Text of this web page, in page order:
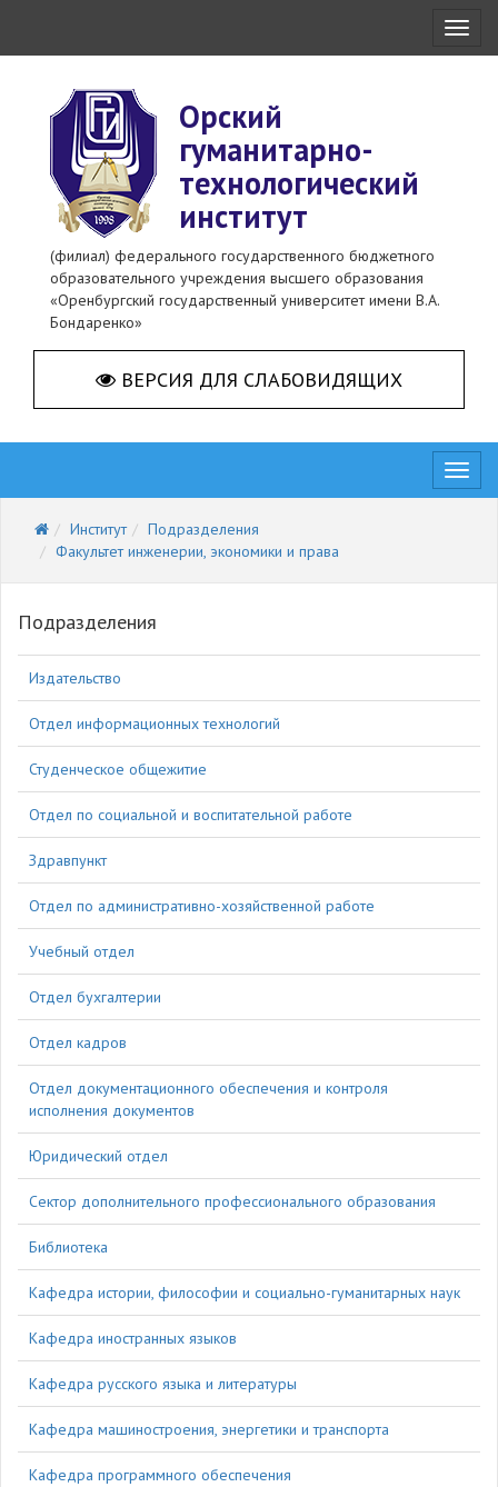
Орский
гуманитарно-
технологический
институт
(филиал) федерального государственного бюджетного
образовательного учреждения высшего образования
«Оренбургский государственный университет имени В.А.
Бондаренко»
ВЕРСИЯ ДЛЯ СЛАБОВИДЯЩИХ
Институт
Подразделения
Факультет инженерии, экономики и права
Подразделения
Издательство
Отдел информационных технологий
Студенческое общежитие
Отдел по социальной и воспитательной работе
Здравпункт
Отдел по административно-хозяйственной работе
Учебный отдел
Отдел бухгалтерии
Отдел кадров
Отдел документационного обеспечения и контроля
исполнения документов
Юридический отдел
Сектор дополнительного профессионального образования
Библиотека
Кафедра истории, философии и социально-гуманитарных наук
Кафедра иностранных языков
Кафедра русского языка и литературы
Кафедра машиностроения, энергетики и транспорта
Кафедра программного обеспечения